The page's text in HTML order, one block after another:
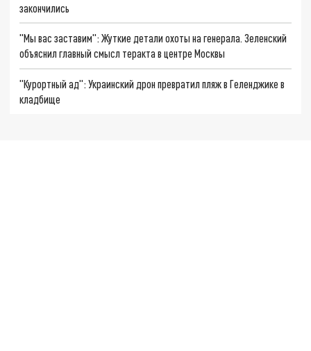
закончились
"Мы вас заставим": Жуткие детали охоты на генерала. Зеленский
объяснил главный смысл теракта в центре Москвы
"Курортный ад": Украинский дрон превратил пляж в Геленджике в
кладбище